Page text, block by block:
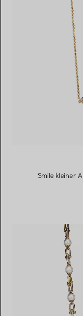
Smile kleiner